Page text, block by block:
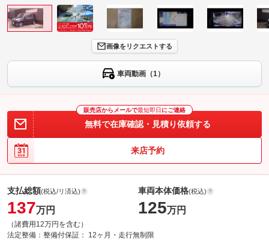
画像をリクエストする
車両動画（1）
販売店からメールで最短即日 にご連絡
無料で在庫確認・見積り依頼する
来店予約
支払総額(税込/リ済込)
137万円
（諸費用12万円を含む）
車両本体価格(税込)
125万円
法定整備： 整備付保証： 12ヶ月・走行無制限